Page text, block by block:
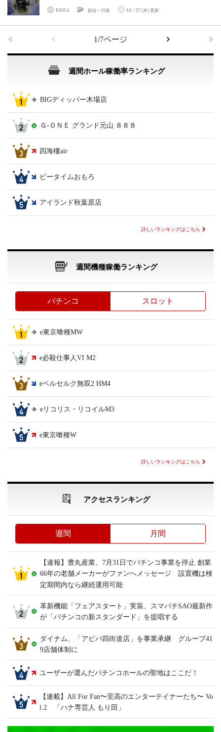
PiDEA 組合・行政 10 / 27(木) 更新
1/7ページ
週間ホール稼働率ランキング
BIGディッパー木場店
Ｇ‐ＯＮＥ グランド元山 ８８８
四海樓air
ピータイムおもろ
アイランド秋葉原店
詳しいランキングはこちら
週間機種稼働ランキング
パチンコ スロット
e東京喰種MW
e必殺仕事人VI M2
eベルセルク無双2 HM4
eリコリス・リコイルM3
e東京喰種W
詳しいランキングはこちら
アクセスランキング
週間 月間
【速報】豊丸産業、7月31日でパチンコ事業を停止 創業
66年の老舗メーカーがファンへメッセージ 設置機は検
定期間内なら継続運用可能
革新機能「フェアスタート」実装、スマパチSAO最新作
が「パチンコの新スタンダード」を提唱する
ダイナム、「アビバ四街道店」を事業承継 グループ41
9店舗体制に
ユーザーが選んだパチンコホールの聖地はここだ！
【連載】All For Fan〜至高のエンターテイナーたち〜 Vo
l.2 「ハナ専芸人 もり田」